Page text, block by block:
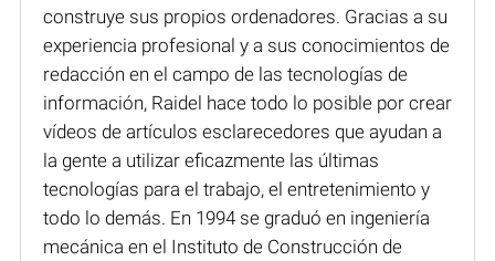
construye sus propios ordenadores. Gracias a su
experiencia profesional y a sus conocimientos de
redacción en el campo de las tecnologías de
información, Raidel hace todo lo posible por crear
vídeos de artículos esclarecedores que ayudan a
la gente a utilizar eficazmente las últimas
tecnologías para el trabajo, el entretenimiento y
todo lo demás. En 1994 se graduó en ingeniería
mecánica en el Instituto de Construcción de